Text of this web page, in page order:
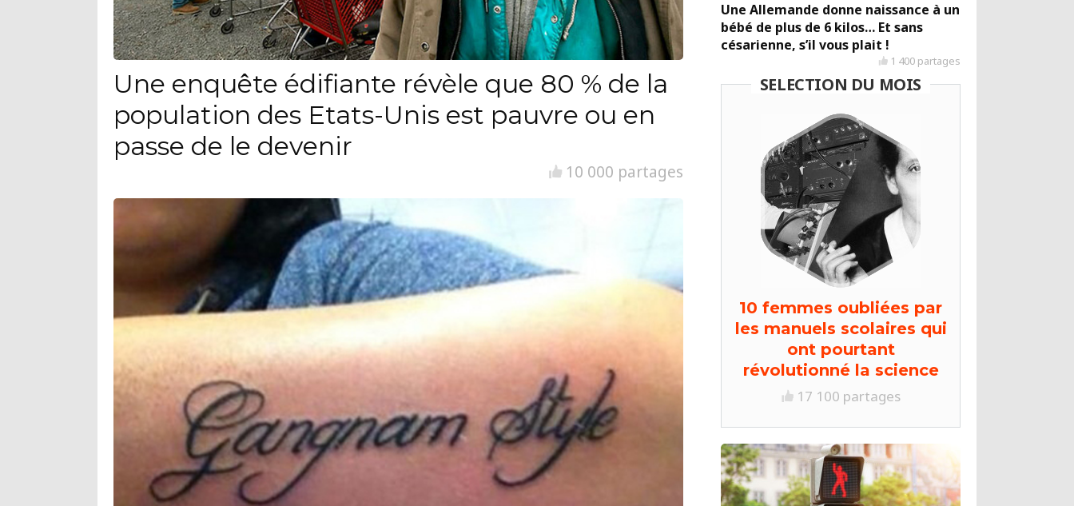
Une enquête édifiante révèle que 80 % de la
population des Etats-Unis est pauvre ou en
passe de le devenir
10 000 partages
Une Allemande donne naissance à un
bébé de plus de 6 kilos… Et sans
césarienne, s’il vous plait !
1 400 partages
SELECTION DU MOIS
10 femmes oubliées par
les manuels scolaires qui
ont pourtant
révolutionné la science
17 100 partages